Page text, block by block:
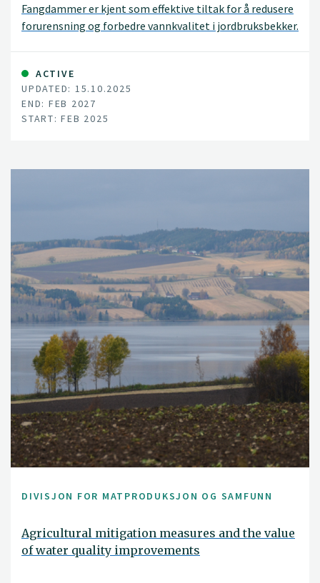
Fangdammer er kjent som effektive tiltak for å redusere
forurensning og forbedre vannkvalitet i jordbruksbekker.
ACTIVE
UPDATED: 15.10.2025
END: FEB 2027
START: FEB 2025
DIVISJON FOR MATPRODUKSJON OG SAMFUNN
Agricultural mitigation measures and the value
of water quality improvements